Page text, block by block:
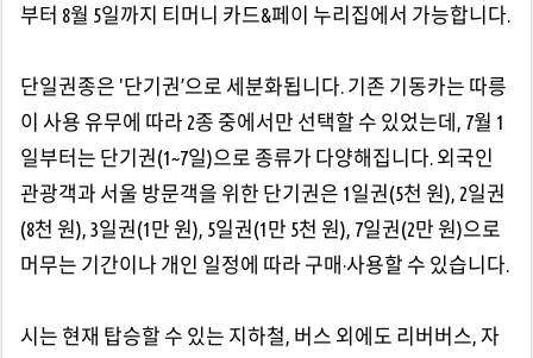
부터 8월 5일까지 티머니 카드&페이 누리집에서 가능합니다.
단일권종은 '단기권’으로 세분화됩니다. 기존 기동카는 따릉
이 사용 유무에 따라 2종 중에서만 선택할 수 있었는데, 7월 1
일부터는 단기권(1~7일)으로 종류가 다양해집니다. 외국인
관광객과 서울 방문객을 위한 단기권은 1일권(5천 원), 2일권
(8천 원), 3일권(1만 원), 5일권(1만 5천 원), 7일권(2만 원)으로
머무는 기간이나 개인 일정에 따라 구매·사용할 수 있습니다.
시는 현재 탑승할 수 있는 지하철, 버스 외에도 리버버스, 자